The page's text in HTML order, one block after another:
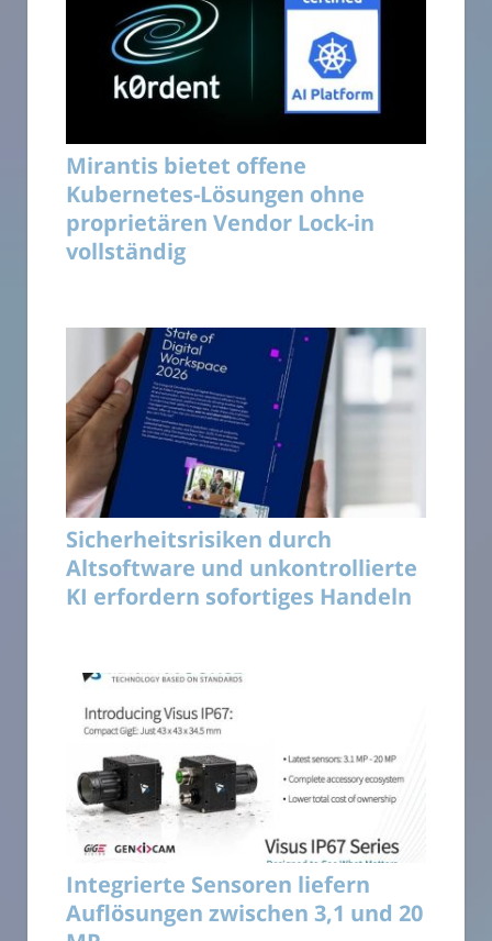
Mirantis bietet offene
Kubernetes-Lösungen ohne
proprietären Vendor Lock-in
vollständig
Sicherheitsrisiken durch
Altsoftware und unkontrollierte
KI erfordern sofortiges Handeln
Integrierte Sensoren liefern
Auflösungen zwischen 3,1 und 20